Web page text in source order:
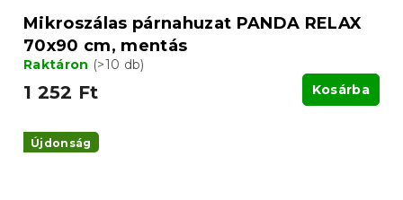
Mikroszálas párnahuzat PANDA RELAX
70x90 cm, mentás
Raktáron (>10 db)
1 252 Ft Kosárba
Újdonság